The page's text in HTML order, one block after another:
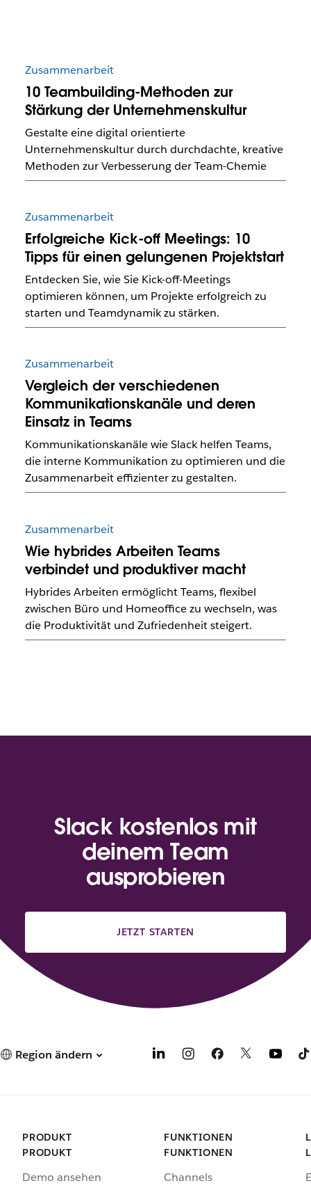
Zusammenarbeit
10 Teambuilding-Methoden zur
Stärkung der Unternehmenskultur
Gestalte eine digital orientierte
Unternehmenskultur durch durchdachte, kreative
Methoden zur Verbesserung der Team-Chemie
Zusammenarbeit
Erfolgreiche Kick-off Meetings: 10
Tipps für einen gelungenen Projektstart
Entdecken Sie, wie Sie Kick-off-Meetings
optimieren können, um Projekte erfolgreich zu
starten und Teamdynamik zu stärken.
Zusammenarbeit
Vergleich der verschiedenen
Kommunikationskanäle und deren
Einsatz in Teams
Kommunikationskanäle wie Slack helfen Teams,
die interne Kommunikation zu optimieren und die
Zusammenarbeit effizienter zu gestalten.
Zusammenarbeit
Wie hybrides Arbeiten Teams
verbindet und produktiver macht
Hybrides Arbeiten ermöglicht Teams, flexibel
zwischen Büro und Homeoffice zu wechseln, was
die Produktivität und Zufriedenheit steigert.
Slack kostenlos mit
deinem Team
ausprobieren
JETZT STARTEN
Region ändern
PRODUKT
PRODUKT
Demo ansehen
FUNKTIONEN
FUNKTIONEN
Channels